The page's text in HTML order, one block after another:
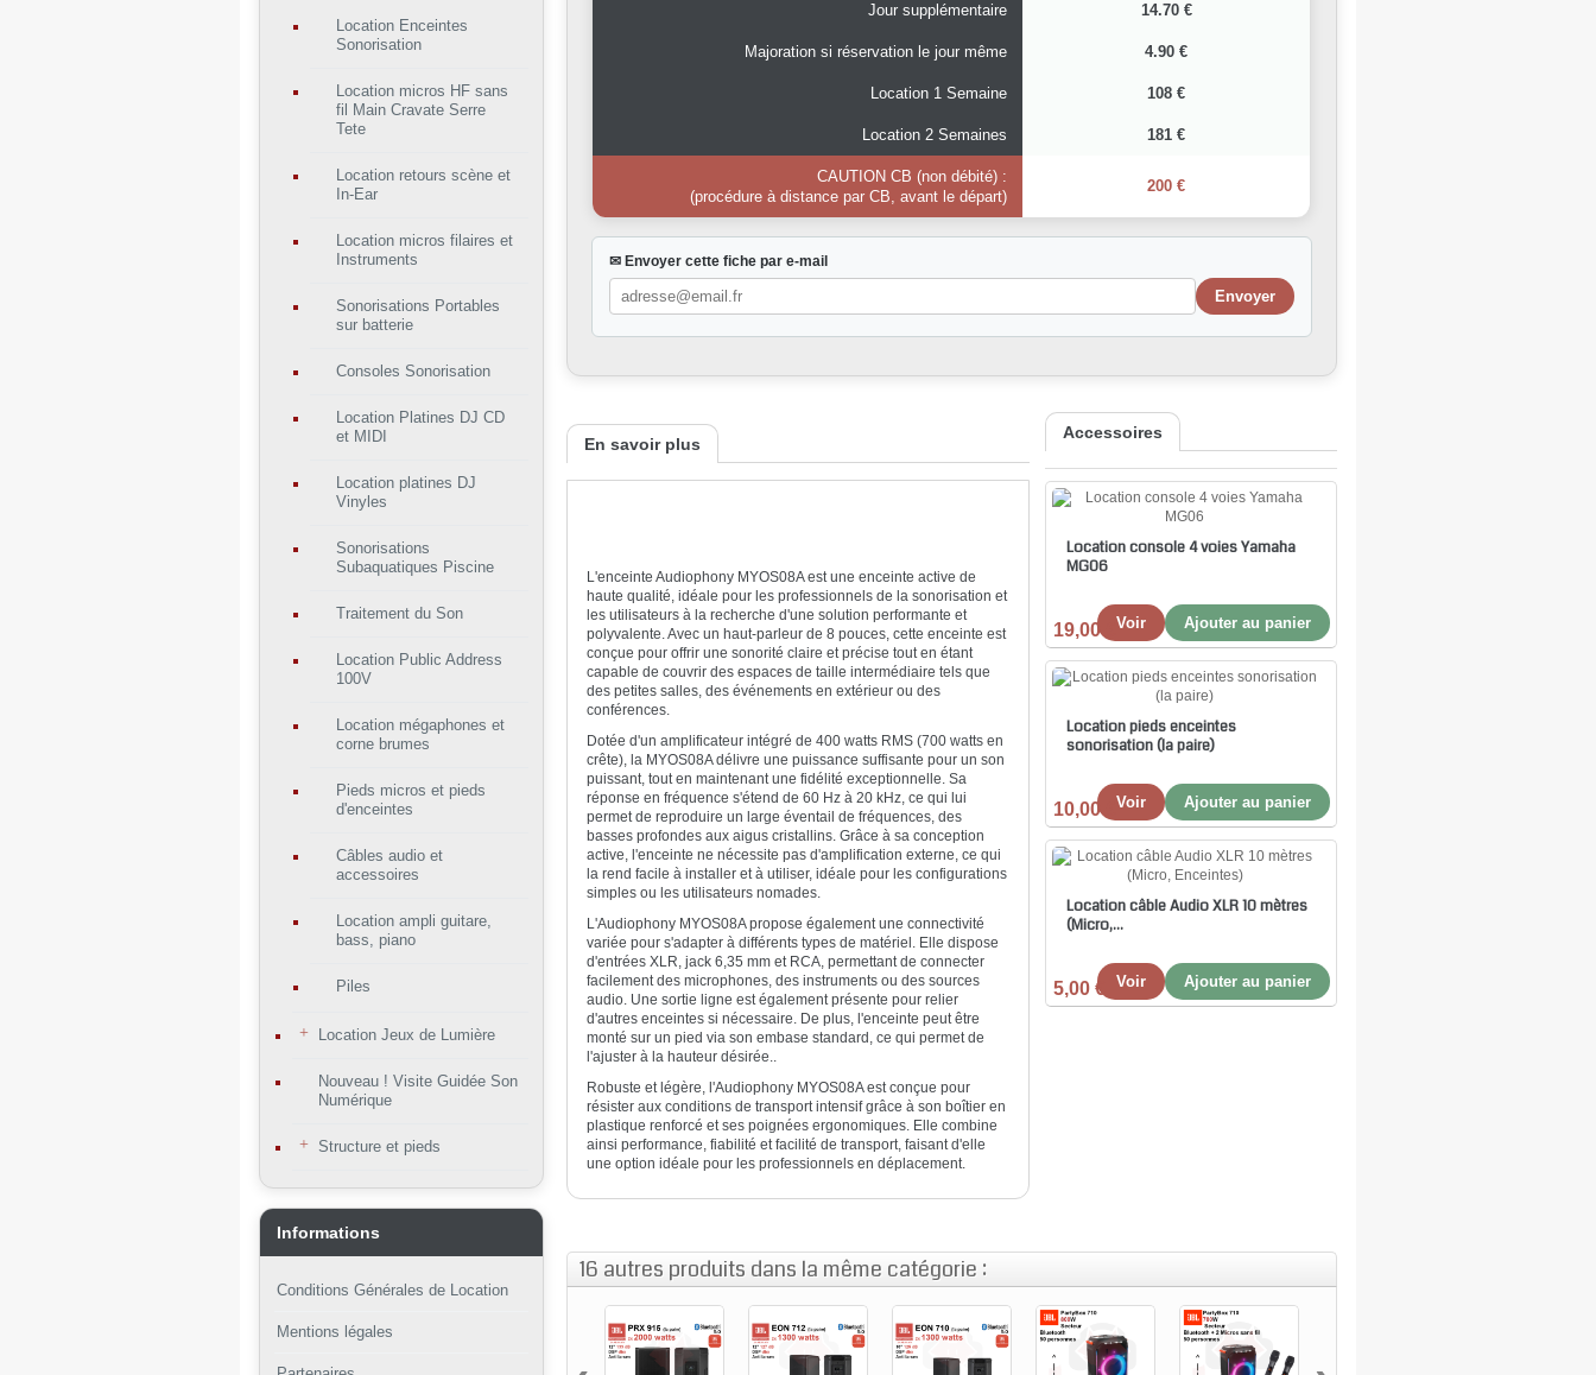
Location Enceintes
Sonorisation
Location micros HF sans
fil Main Cravate Serre
Tete
Location retours scène et
In-Ear
Location micros filaires et
Instruments
Sonorisations Portables
sur batterie
Consoles Sonorisation
Location Platines DJ CD
et MIDI
Location platines DJ
Vinyles
Sonorisations
Subaquatiques Piscine
Traitement du Son
Location Public Address
100V
Location mégaphones et
corne brumes
Pieds micros et pieds
d'enceintes
Câbles audio et
accessoires
Location ampli guitare,
bass, piano
Piles
Location Jeux de Lumière
Nouveau ! Visite Guidée Son
Numérique
Structure et pieds
Informations
Conditions Générales de Location
Mentions légales
Jour supplémentaire 14.70 €
Majoration si réservation le jour même 4.90 €
Location 1 Semaine 108 €
Location 2 Semaines 181 €
CAUTION CB (non débité) :
(procédure à distance par CB, avant le départ)
200 €
✉ Envoyer cette fiche par e-mail
En savoir plus
L'enceinte Audiophony MYOS08A est une enceinte active de
haute qualité, idéale pour les professionnels de la sonorisation et
les utilisateurs à la recherche d'une solution performante et
polyvalente. Avec un haut-parleur de 8 pouces, cette enceinte est
conçue pour offrir une sonorité claire et précise tout en étant
capable de couvrir des espaces de taille intermédiaire tels que
des petites salles, des événements en extérieur ou des
conférences.
Dotée d'un amplificateur intégré de 400 watts RMS (700 watts en
crête), la MYOS08A délivre une puissance suffisante pour un son
puissant, tout en maintenant une fidélité exceptionnelle. Sa
réponse en fréquence s'étend de 60 Hz à 20 kHz, ce qui lui
permet de reproduire un large éventail de fréquences, des
basses profondes aux aigus cristallins. Grâce à sa conception
active, l'enceinte ne nécessite pas d'amplification externe, ce qui
la rend facile à installer et à utiliser, idéale pour les configurations
simples ou les utilisateurs nomades.
L'Audiophony MYOS08A propose également une connectivité
variée pour s'adapter à différents types de matériel. Elle dispose
d'entrées XLR, jack 6,35 mm et RCA, permettant de connecter
facilement des microphones, des instruments ou des sources
audio. Une sortie ligne est également présente pour relier
d'autres enceintes si nécessaire. De plus, l'enceinte peut être
monté sur un pied via son embase standard, ce qui permet de
l'ajuster à la hauteur désirée..
Robuste et légère, l'Audiophony MYOS08A est conçue pour
résister aux conditions de transport intensif grâce à son boîtier en
plastique renforcé et ses poignées ergonomiques. Elle combine
ainsi performance, fiabilité et facilité de transport, faisant d'elle
une option idéale pour les professionnels en déplacement.
Accessoires
Location console 4 voies Yamaha
MG06
19,00 € Ajouter au panier
Voir
Location pieds enceintes
sonorisation (la paire)
10,00 € Ajouter au panier
Voir
Location câble Audio XLR 10 mètres
(Micro,...
5,00 € Ajouter au panier
Voir
16 autres produits dans la même catégorie :